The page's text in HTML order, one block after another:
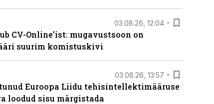
03.08.26, 12:04
CV-Online’ist: mugavustsoon on
suurim komistuskivi
03.08.26, 13:57
Euroopa Liidu tehisintellektimääruse
loodud sisu märgistada